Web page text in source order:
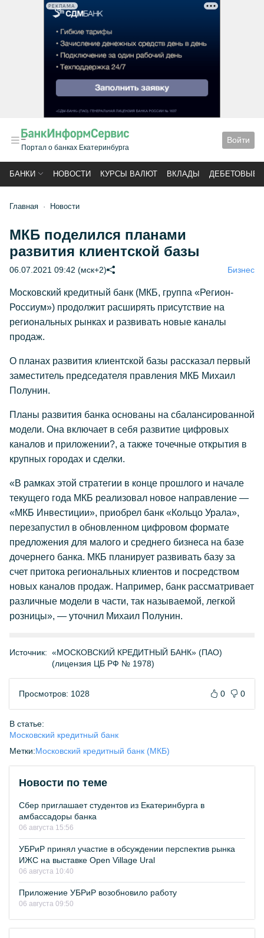
РЕКЛАМА
Портал о банках Екатеринбурга
Войти
БАНКИ НОВОСТИ КУРСЫ ВАЛЮТ ВКЛАДЫ ДЕБЕТОВЫЕ
Главная Новости
МКБ поделился планами
развития клиентской базы
06.07.2021 09:42 (мск+2) Бизнес
Московский кредитный банк (МКБ, группа «Регион-
Россиум») продолжит расширять присутствие на
региональных рынках и развивать новые каналы
продаж.
О планах развития клиентской базы рассказал первый
заместитель председателя правления МКБ Михаил
Полунин.
Планы развития банка основаны на сбалансированной
модели. Она включает в себя развитие цифровых
каналов и приложении?, а также точечные открытия в
крупных городах и сделки.
«В рамках этой стратегии в конце прошлого и начале
текущего года МКБ реализовал новое направление —
«МКБ Инвестиции», приобрел банк «Кольцо Урала»,
перезапустил в обновленном цифровом формате
предложения для малого и среднего бизнеса на базе
дочернего банка. МКБ планирует развивать базу за
счет притока региональных клиентов и посредством
новых каналов продаж. Например, банк рассматривает
различные модели в части, так называемой, легкой
розницы», — уточнил Михаил Полунин.
Источник: «МОСКОВСКИЙ КРЕДИТНЫЙ БАНК» (ПАО)
(лицензия ЦБ РФ № 1978)
Просмотров: 1028 0 0
В статье:
Московский кредитный банк
Метки:Московский кредитный банк (МКБ)
Новости по теме
Сбер приглашает студентов из Екатеринбурга в
амбассадоры банка
06 августа 15:56
УБРиР принял участие в обсуждении перспектив рынка
ИЖС на выставке Open Village Ural
06 августа 10:40
Приложение УБРиР возобновило работу
06 августа 09:50